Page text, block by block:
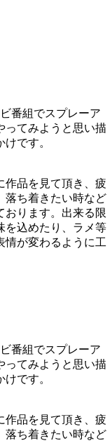
番組でスプレーア
ってみようと思い描
です。
作品を見て頂き、疲
落ち着きたい時など
おります。出来る限
を込めたり、ラメ等
情が変わるように工
番組でスプレーア
ってみようと思い描
です。
作品を見て頂き、疲
落ち着きたい時など